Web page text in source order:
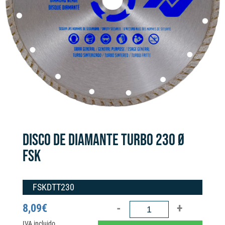
DISCO DE DIAMANTE TURBO 230 Ø
FSK
FSKDTT230
8,09€
DISCO
DE